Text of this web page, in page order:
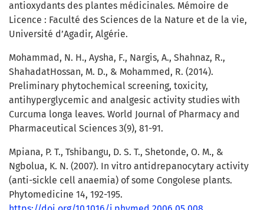
antioxydants des plantes médicinales. Mémoire de
Licence : Faculté des Sciences de la Nature et de la vie,
Université d’Agadir, Algérie.
Mohammad, N. H., Aysha, F., Nargis, A., Shahnaz, R.,
ShahadatHossan, M. D., & Mohammed, R. (2014).
Preliminary phytochemical screening, toxicity,
antihyperglycemic and analgesic activity studies with
Curcuma longa leaves. World Journal of Pharmacy and
Pharmaceutical Sciences 3(9), 81-91.
Mpiana, P. T., Tshibangu, D. S. T., Shetonde, O. M., &
Ngbolua, K. N. (2007). In vitro antidrepanocytary activity
(anti-sickle cell anaemia) of some Congolese plants.
Phytomedicine 14, 192-195.